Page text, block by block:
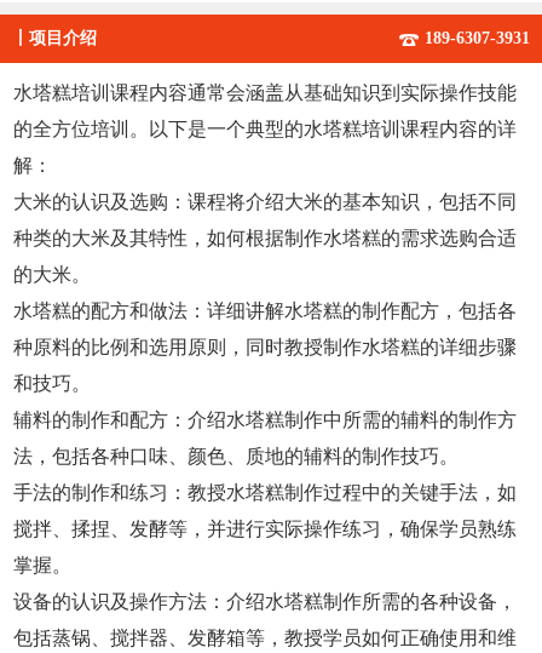
项目介绍 189-6307-3931
水塔糕培训课程内容通常会涵盖从基础知识到实际操作技能
的全方位培训。以下是一个典型的水塔糕培训课程内容的详
解：
大米的认识及选购：课程将介绍大米的基本知识，包括不同
种类的大米及其特性，如何根据制作水塔糕的需求选购合适
的大米。
水塔糕的配方和做法：详细讲解水塔糕的制作配方，包括各
种原料的比例和选用原则，同时教授制作水塔糕的详细步骤
和技巧。
辅料的制作和配方：介绍水塔糕制作中所需的辅料的制作方
法，包括各种口味、颜色、质地的辅料的制作技巧。
手法的制作和练习：教授水塔糕制作过程中的关键手法，如
搅拌、揉捏、发酵等，并进行实际操作练习，确保学员熟练
掌握。
设备的认识及操作方法：介绍水塔糕制作所需的各种设备，
包括蒸锅、搅拌器、发酵箱等，教授学员如何正确使用和维